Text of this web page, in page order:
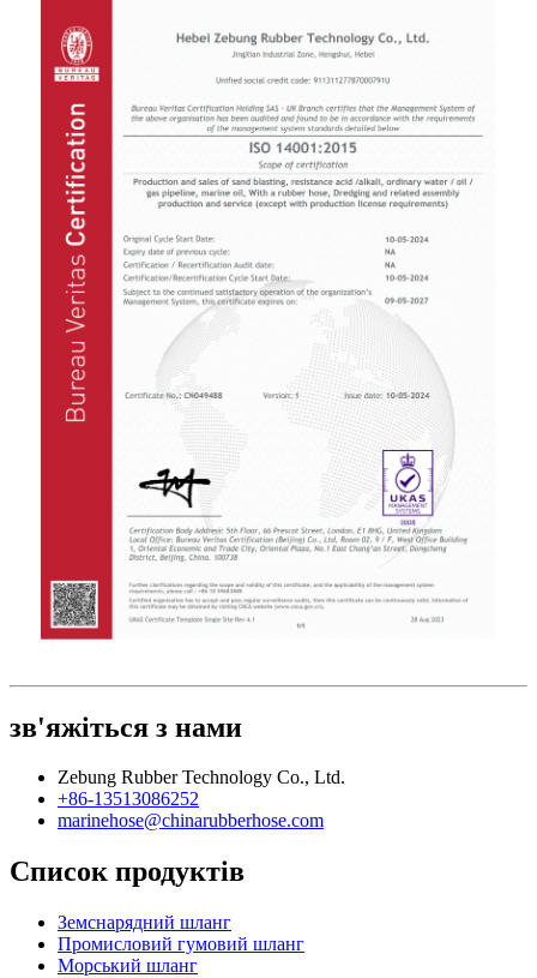
зв'яжіться з нами
Zebung Rubber Technology Co., Ltd.
+86-13513086252
marinehose@chinarubberhose.com
Список продуктів
Земснарядний шланг
Промисловий гумовий шланг
Морський шланг